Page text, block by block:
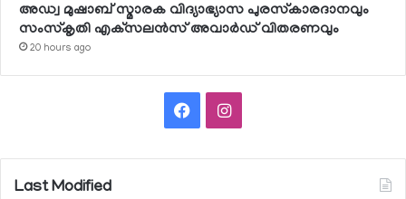
അഡ്വ മുഷാബ് സ്മാരക വിദ്യാഭ്യാസ പുരസ്‌കാരദാനവും
സംസ്‌കൃതി എക്‌സലന്‍സ് അവാര്‍ഡ് വിതരണവും
20 hours ago
FacebookInstagram
Last Modified